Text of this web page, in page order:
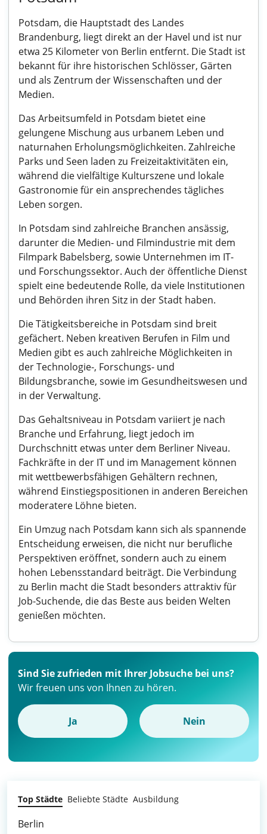
Potsdam, die Hauptstadt des Landes
Brandenburg, liegt direkt an der Havel und ist nur
etwa 25 Kilometer von Berlin entfernt. Die Stadt ist
bekannt für ihre historischen Schlösser, Gärten
und als Zentrum der Wissenschaften und der
Medien.
Das Arbeitsumfeld in Potsdam bietet eine
gelungene Mischung aus urbanem Leben und
naturnahen Erholungsmöglichkeiten. Zahlreiche
Parks und Seen laden zu Freizeitaktivitäten ein,
während die vielfältige Kulturszene und lokale
Gastronomie für ein ansprechendes tägliches
Leben sorgen.
In Potsdam sind zahlreiche Branchen ansässig,
darunter die Medien- und Filmindustrie mit dem
Filmpark Babelsberg, sowie Unternehmen im IT-
und Forschungssektor. Auch der öffentliche Dienst
spielt eine bedeutende Rolle, da viele Institutionen
und Behörden ihren Sitz in der Stadt haben.
Die Tätigkeitsbereiche in Potsdam sind breit
gefächert. Neben kreativen Berufen in Film und
Medien gibt es auch zahlreiche Möglichkeiten in
der Technologie-, Forschungs- und
Bildungsbranche, sowie im Gesundheitswesen und
in der Verwaltung.
Das Gehaltsniveau in Potsdam variiert je nach
Branche und Erfahrung, liegt jedoch im
Durchschnitt etwas unter dem Berliner Niveau.
Fachkräfte in der IT und im Management können
mit wettbewerbsfähigen Gehältern rechnen,
während Einstiegspositionen in anderen Bereichen
moderatere Löhne bieten.
Ein Umzug nach Potsdam kann sich als spannende
Entscheidung erweisen, die nicht nur berufliche
Perspektiven eröffnet, sondern auch zu einem
hohen Lebensstandard beiträgt. Die Verbindung
zu Berlin macht die Stadt besonders attraktiv für
Job-Suchende, die das Beste aus beiden Welten
genießen möchten.
Sind Sie zufrieden mit Ihrer Jobsuche bei uns?
Wir freuen uns von Ihnen zu hören.
Ja Nein
Top Städte Beliebte Städte Ausbildung
Berlin